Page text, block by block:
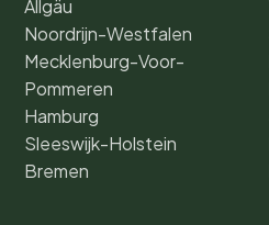
Allgäu
Noordrijn-Westfalen
Mecklenburg-Voor-
Pommeren
Hamburg
Sleeswijk-Holstein
Bremen